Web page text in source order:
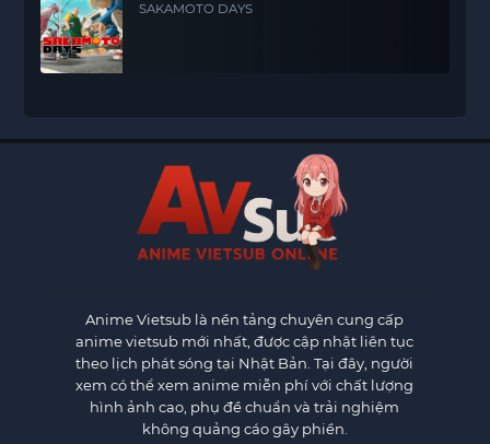
SAKAMOTO DAYS
Anime Vietsub là nền tảng chuyên cung cấp
anime vietsub mới nhất, được cập nhật liên tục
theo lịch phát sóng tại Nhật Bản. Tại đây, người
xem có thể xem anime miễn phí với chất lượng
hình ảnh cao, phụ đề chuẩn và trải nghiệm
không quảng cáo gây phiền.